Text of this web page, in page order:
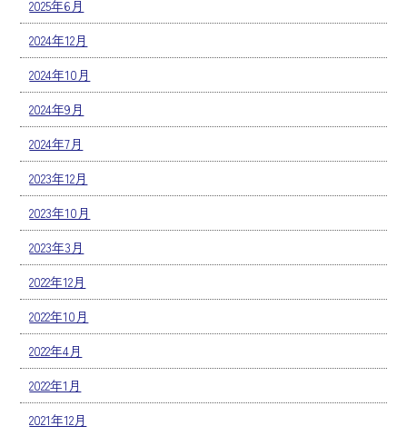
2025年6月
2024年12月
2024年10月
2024年9月
2024年7月
2023年12月
2023年10月
2023年3月
2022年12月
2022年10月
2022年4月
2022年1月
2021年12月